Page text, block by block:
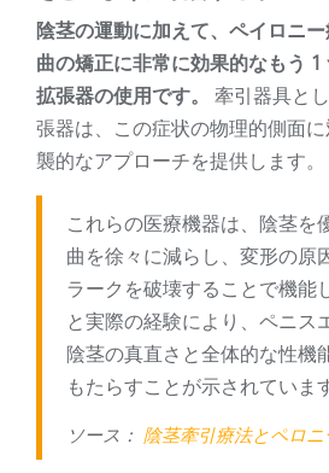
陰茎の運動に加えて、ペイロニ
曲の矯正に非常に効果的なもう
拡張器の使用です。
牽引器具と
張器は、この症状の物理的側面
襲的なアプローチを提供します。
これらの医療機器は、陰茎を
曲を徐々に減らし、変形の原
ラークを破壊することで機能
と実際の経験により、ペニス
陰茎の真直さと全体的な性機
もたらすことが示されています
ソース： 陰茎牽引療法とペロニ